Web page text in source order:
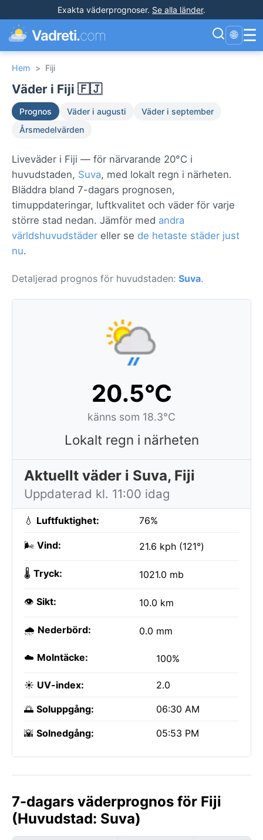
Exakta väderprognoser. Se alla länder.
Vadreti.com 🌐 ☰
Hem > Fiji
Väder i Fiji 🇫🇯
Prognos Väder i augusti
Väder i september
Årsmedelvärden
Liveväder i Fiji — för närvarande 20°C i
huvudstaden, Suva, med lokalt regn i närheten.
Bläddra bland 7-dagars prognosen,
timuppdateringar, luftkvalitet och väder för varje
större stad nedan. Jämför med andra
världshuvudstäder eller se de hetaste städer just
nu.
Detaljerad prognos för huvudstaden: Suva.
20.5°C
känns som 18.3°C
Lokalt regn i närheten
Aktuellt väder i Suva, Fiji
Uppdaterad kl. 11:00 idag
💧 Luftfuktighet: 76%
🌬️ Vind: 21.6 kph (121°)
🌡️ Tryck: 1021.0 mb
👁️ Sikt: 10.0 km
🌧️ Nederbörd: 0.0 mm
☁️ Molntäcke: 100%
☀️ UV-index: 2.0
🌅 Soluppgång: 06:30 AM
🌇 Solnedgång: 05:53 PM
7-dagars väderprognos för Fiji
(Huvudstad: Suva)